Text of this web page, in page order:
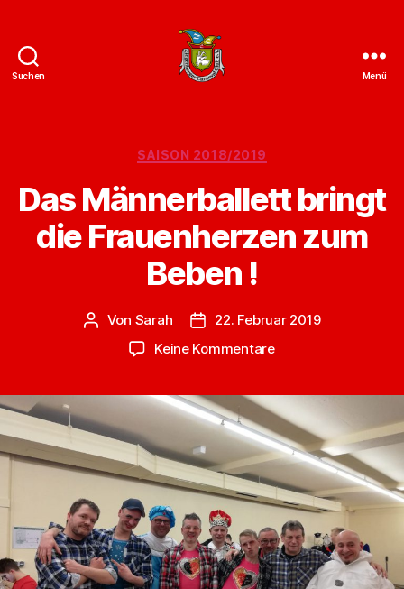
Suchen Menü
Kategorien
SAISON 2018/2019
Das Männerballett bringt
die Frauenherzen zum
Beben !
Beitragsautor
Von Sarah Veröffentlichungsdatum
22. Februar 2019
Keine Kommentarezu
bringt
die
Frauenherzen
zum
Beben
!